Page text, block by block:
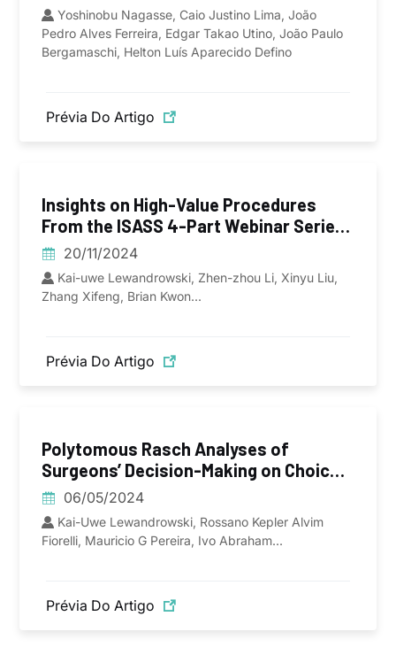
Yoshinobu Nagasse, Caio Justino Lima, João
Pedro Alves Ferreira, Edgar Takao Utino, João Paulo
Bergamaschi, Helton Luís Aparecido Defino
Prévia Do Artigo
Insights on High-Value Procedures
From the ISASS 4-Part Webinar Series
on Current and Emerging Techniques in
Endoscopic Spine Surgery Based on
Surgeon Experience
20/11/2024
Kai-uwe Lewandrowski, Zhen-zhou Li, Xinyu Liu,
Zhang Xifeng, Brian Kwon...
Prévia Do Artigo
Polytomous Rasch Analyses of
Surgeons’ Decision-Making on Choice
of Procedure in Endoscopic Lumbar
Spinal Stenosis Decompression
Surgeries
06/05/2024
Kai-Uwe Lewandrowski, Rossano Kepler Alvim
Fiorelli, Mauricio G Pereira, Ivo Abraham...
Prévia Do Artigo